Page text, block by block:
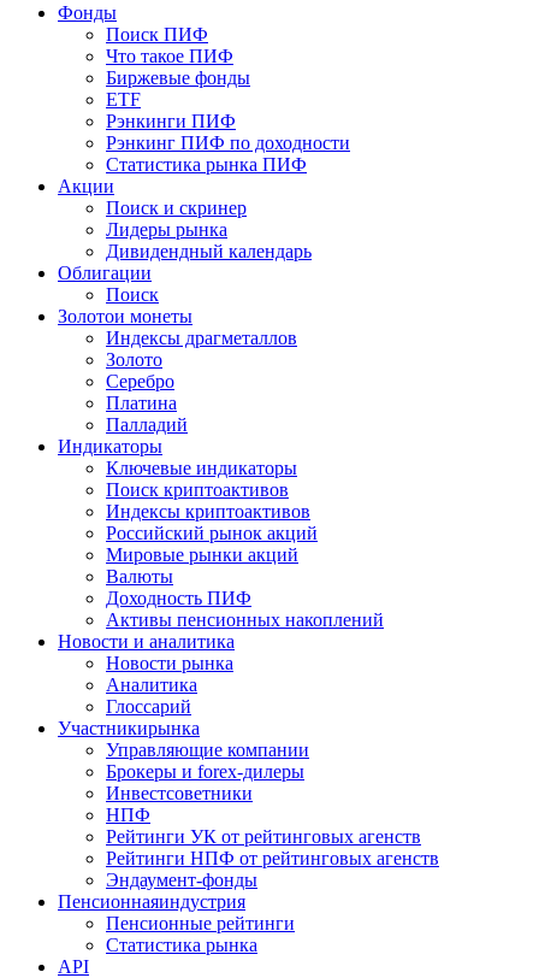
Фонды
Поиск ПИФ
Что такое ПИФ
Биржевые фонды
ETF
Рэнкинги ПИФ
Рэнкинг ПИФ по доходности
Статистика рынка ПИФ
Акции
Поиск и скринер
Лидеры рынка
Дивидендный календарь
Облигации
Поиск
Золотои монеты
Индексы драгметаллов
Золото
Серебро
Платина
Палладий
Индикаторы
Ключевые индикаторы
Поиск криптоактивов
Индексы криптоактивов
Российский рынок акций
Мировые рынки акций
Валюты
Доходность ПИФ
Активы пенсионных накоплений
Новости и аналитика
Новости рынка
Аналитика
Глоссарий
Участникирынка
Управляющие компании
Брокеры и forex-дилеры
Инвестсоветники
НПФ
Рейтинги УК от рейтинговых агенств
Рейтинги НПФ от рейтинговых агенств
Эндаумент-фонды
Пенсионнаяиндустрия
Пенсионные рейтинги
Статистика рынка
API